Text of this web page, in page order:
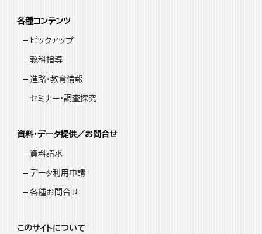
各種コンテンツ
ピックアップ
教科指導
進路・教育情報
セミナー・調査探究
資料・データ提供／お問合せ
資料請求
データ利用申請
各種お問合せ
このサイトについて